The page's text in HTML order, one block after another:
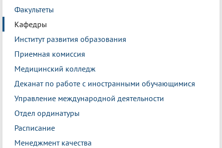
Факультеты
Кафедры
Институт развития образования
Приемная комиссия
Медицинский колледж
Деканат по работе с иностранными обучающимися
Управление международной деятельности
Отдел ординатуры
Расписание
Менеджмент качества